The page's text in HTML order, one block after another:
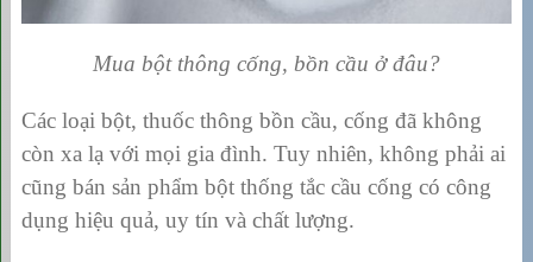
Mua bột thông cống, bồn cầu ở đâu?
Các loại bột, thuốc thông bồn cầu, cống đã không
còn xa lạ với mọi gia đình. Tuy nhiên, không phải ai
cũng bán sản phẩm bột thống tắc cầu cống có công
dụng hiệu quả, uy tín và chất lượng.